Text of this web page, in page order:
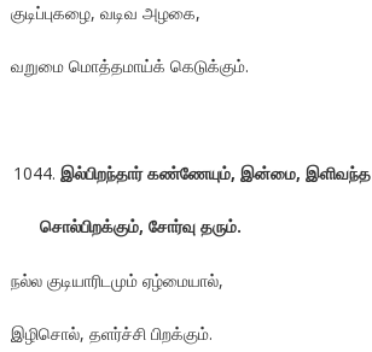
குடிப்புகழை, வடிவ அழகை,
வறுமை மொத்தமாய்க் கெடுக்கும்.
இல்பிறந்தார் கண்ணேயும், இன்மை, இளிவந்த
சொல்பிறக்கும், சோர்வு தரும்.
நல்ல குடியாரிடமும் ஏழ்மையால்,
இழிசொல், தளர்ச்சி பிறக்கும்.